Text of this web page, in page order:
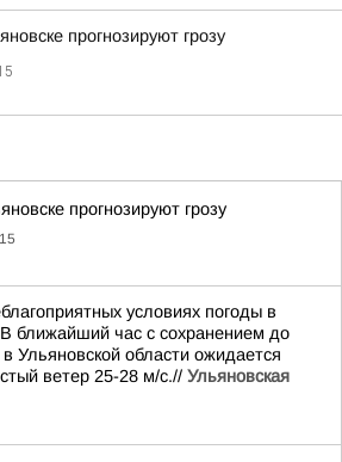
прогнозируют грозу
прогнозируют грозу
условиях погоды в
ближайший час с сохранением до
Ульяновской области ожидается
ветер 25-28 м/с.// Ульяновская